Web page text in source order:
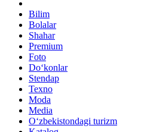
Bilim
Bolalar
Shahar
Premium
Foto
Do‘konlar
Stendap
Texno
Moda
Media
O‘zbekistondagi turizm